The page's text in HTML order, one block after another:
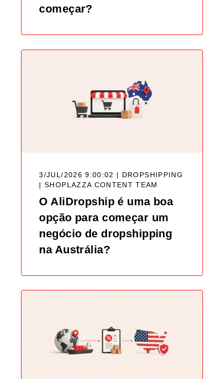
começar?
3/JUL/2026 9:00:02 | DROPSHIPPING
|SHOPLAZZA CONTENT TEAM
O AliDropship é uma boa
opção para começar um
negócio de dropshipping
na Austrália?